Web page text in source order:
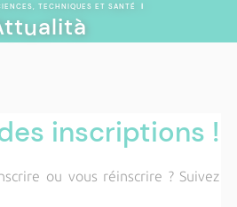
TECHNIQUES ET SANTÉ |
inscriptions !
ou vous réinscrire ? Suivez